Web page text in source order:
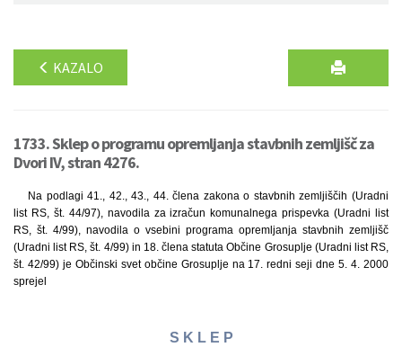
KAZALO
1733. Sklep o programu opremljanja stavbnih zemljišč za
Dvori IV, stran 4276.
Na podlagi 41., 42., 43., 44. člena zakona o stavbnih zemljiščih (Uradni
list RS, št. 44/97), navodila za izračun komunalnega prispevka (Uradni list
RS, št. 4/99), navodila o vsebini programa opremljanja stavbnih zemljišč
(Uradni list RS, št. 4/99) in 18. člena statuta Občine Grosuplje (Uradni list RS,
št. 42/99) je Občinski svet občine Grosuplje na 17. redni seji dne 5. 4. 2000
sprejel
S K L E P